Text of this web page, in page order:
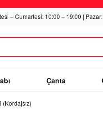
– Cumartesi: 10:00 – 19:00 | Pazar:
Çanta